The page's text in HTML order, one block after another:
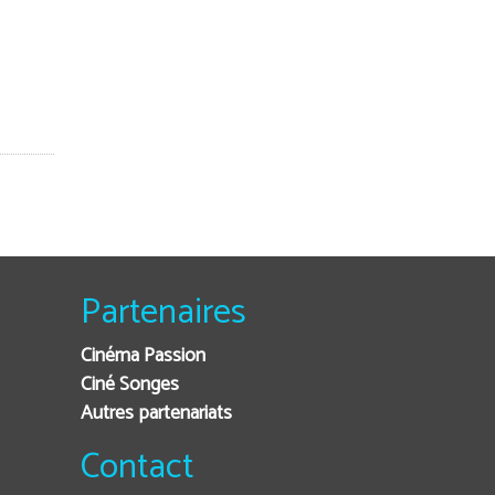
Partenaires
Cinéma Passion
Ciné Songes
Autres partenariats
Contact